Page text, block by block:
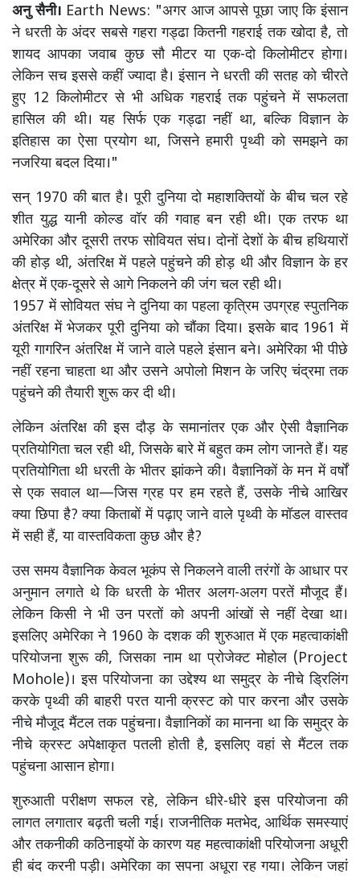
अनु सैनी। Earth News: "अगर आज आपसे पूछा जाए कि इंसान
ने धरती के अंदर सबसे गहरा गड्ढा कितनी गहराई तक खोदा है, तो
शायद आपका जवाब कुछ सौ मीटर या एक-दो किलोमीटर होगा।
लेकिन सच इससे कहीं ज्यादा है। इंसान ने धरती की सतह को चीरते
हुए 12 किलोमीटर से भी अधिक गहराई तक पहुंचने में सफलता
हासिल की थी। यह सिर्फ एक गड्ढा नहीं था, बल्कि विज्ञान के
इतिहास का ऐसा प्रयोग था, जिसने हमारी पृथ्वी को समझने का
नजरिया बदल दिया।"
सन् 1970 की बात है। पूरी दुनिया दो महाशक्तियों के बीच चल रहे
शीत युद्ध यानी कोल्ड वॉर की गवाह बन रही थी। एक तरफ था
अमेरिका और दूसरी तरफ सोवियत संघ। दोनों देशों के बीच हथियारों
की होड़ थी, अंतरिक्ष में पहले पहुंचने की होड़ थी और विज्ञान के हर
क्षेत्र में एक-दूसरे से आगे निकलने की जंग चल रही थी।
1957 में सोवियत संघ ने दुनिया का पहला कृत्रिम उपग्रह स्पुतनिक
अंतरिक्ष में भेजकर पूरी दुनिया को चौंका दिया। इसके बाद 1961 में
यूरी गागरिन अंतरिक्ष में जाने वाले पहले इंसान बने। अमेरिका भी पीछे
नहीं रहना चाहता था और उसने अपोलो मिशन के जरिए चंद्रमा तक
पहुंचने की तैयारी शुरू कर दी थी।
लेकिन अंतरिक्ष की इस दौड़ के समानांतर एक और ऐसी वैज्ञानिक
प्रतियोगिता चल रही थी, जिसके बारे में बहुत कम लोग जानते हैं। यह
प्रतियोगिता थी धरती के भीतर झांकने की। वैज्ञानिकों के मन में वर्षों
से एक सवाल था—जिस ग्रह पर हम रहते हैं, उसके नीचे आखिर
क्या छिपा है? क्या किताबों में पढ़ाए जाने वाले पृथ्वी के मॉडल वास्तव
में सही हैं, या वास्तविकता कुछ और है?
उस समय वैज्ञानिक केवल भूकंप से निकलने वाली तरंगों के आधार पर
अनुमान लगाते थे कि धरती के भीतर अलग-अलग परतें मौजूद हैं।
लेकिन किसी ने भी उन परतों को अपनी आंखों से नहीं देखा था।
इसलिए अमेरिका ने 1960 के दशक की शुरुआत में एक महत्वाकांक्षी
परियोजना शुरू की, जिसका नाम था प्रोजेक्ट मोहोल (Project
Mohole)। इस परियोजना का उद्देश्य था समुद्र के नीचे ड्रिलिंग
करके पृथ्वी की बाहरी परत यानी क्रस्ट को पार करना और उसके
नीचे मौजूद मैंटल तक पहुंचना। वैज्ञानिकों का मानना था कि समुद्र के
नीचे क्रस्ट अपेक्षाकृत पतली होती है, इसलिए वहां से मैंटल तक
पहुंचना आसान होगा।
शुरुआती परीक्षण सफल रहे, लेकिन धीरे-धीरे इस परियोजना की
लागत लगातार बढ़ती चली गई। राजनीतिक मतभेद, आर्थिक समस्याएं
और तकनीकी कठिनाइयों के कारण यह महत्वाकांक्षी परियोजना अधूरी
ही बंद करनी पड़ी। अमेरिका का सपना अधूरा रह गया। लेकिन जहां